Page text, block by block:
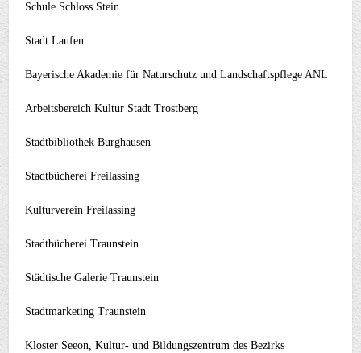
Schule Schloss Stein
Stadt Laufen
Bayerische Akademie für Naturschutz und Landschaftspflege ANL
Arbeitsbereich Kultur Stadt Trostberg
Stadtbibliothek Burghausen
Stadtbücherei Freilassing
Kulturverein Freilassing
Stadtbücherei Traunstein
Städtische Galerie Traunstein
Stadtmarketing Traunstein
Kloster Seeon, Kultur- und Bildungszentrum des Bezirks